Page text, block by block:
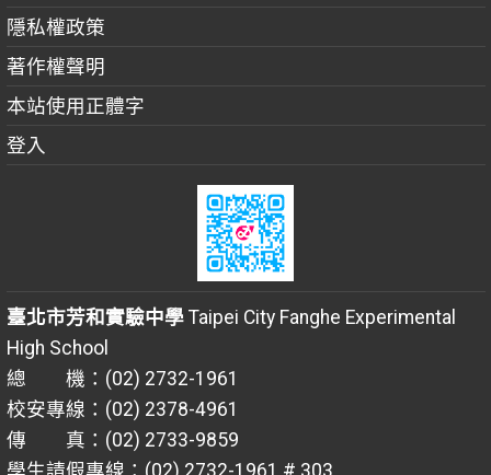
隱私權政策
著作權聲明
本站使用正體字
登入
臺北市芳和實驗中學Taipei City Fanghe Experimental
High School
總 機：(02) 2732-1961
校安專線：(02) 2378-4961
傳 真：(02) 2733-9859
學生請假專線：(02) 2732-1961 # 303